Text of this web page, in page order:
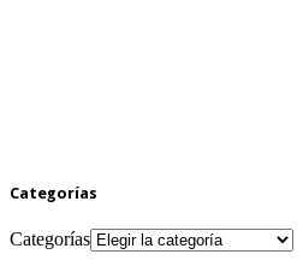
Categorías
Categorías